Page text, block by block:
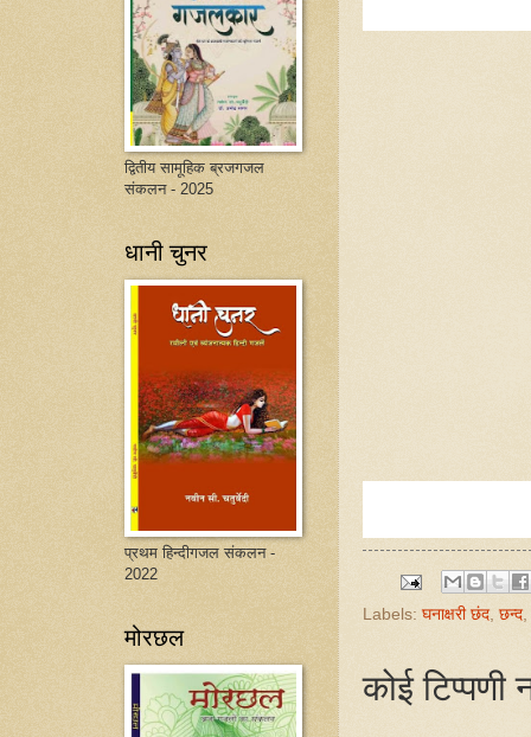
Labels:घनाक्षरी छंद,छन्द,
कोई टिप्पणी
द्वितीय सामूहिक ब्रजगजल
संकलन - 2025
धानी चुनर
प्रथम हिन्दीगजल संकलन -
2022
मोरछल